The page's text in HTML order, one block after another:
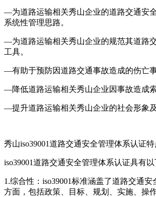
—为道路运输相关秀山企业的道路交通安
系统性管理思路。
—为道路运输相关秀山企业的规范其道路
工具。
—有助于预防因道路交通事故造成的伤亡事
—降低道路运输相关秀山企业因事故造成索
—提升道路运输相关秀山企业的社会形象及
秀山iso39001道路交通安全管理体系认证特
iso39001道路交通安全管理体系认证具有以
1.综合性：iso39001标准涵盖了道路交通
方面，包括政策、目标、规划、实施、操